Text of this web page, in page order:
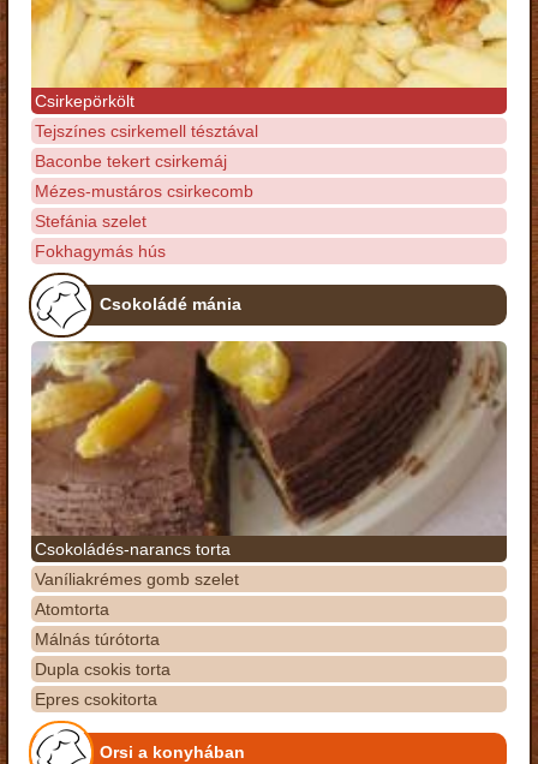
Csirkepörkölt
Tejszínes csirkemell tésztával
Baconbe tekert csirkemáj
Mézes-mustáros csirkecomb
Stefánia szelet
Fokhagymás hús
Csokoládé mánia
Csokoládés-narancs torta
Vaníliakrémes gomb szelet
Atomtorta
Málnás túrótorta
Dupla csokis torta
Epres csokitorta
Orsi a konyhában